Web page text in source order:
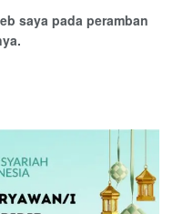
saya pada peramban